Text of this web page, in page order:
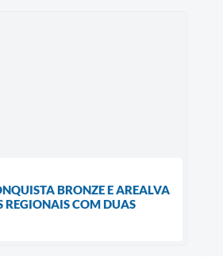
BRONZE E AREALVA
REGIONAIS COM DUAS